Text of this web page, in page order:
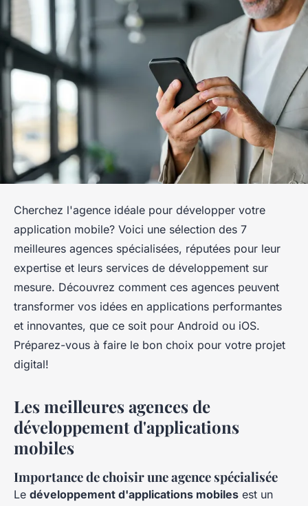
Cherchez l'agence idéale pour développer votre
application mobile? Voici une sélection des 7
meilleures agences spécialisées, réputées pour leur
expertise et leurs services de développement sur
mesure. Découvrez comment ces agences peuvent
transformer vos idées en applications performantes
et innovantes, que ce soit pour Android ou iOS.
Préparez-vous à faire le bon choix pour votre projet
digital!
Les meilleures agences de
développement d'applications
mobiles
Importance de choisir une agence spécialisée
Le développement d'applications mobiles est un